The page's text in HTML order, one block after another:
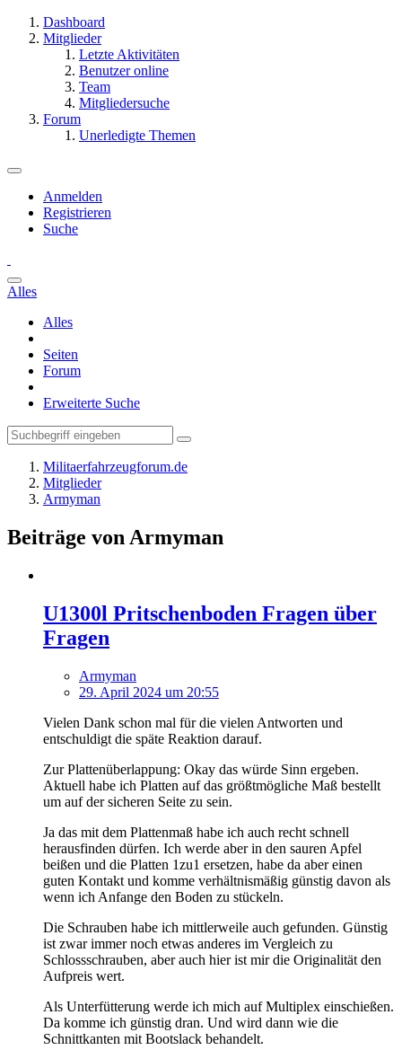
Dashboard
Mitglieder
Letzte Aktivitäten
Benutzer online
Team
Mitgliedersuche
Forum
Unerledigte Themen
Anmelden
Registrieren
Suche
Alles
Alles
Seiten
Forum
Erweiterte Suche
Militaerfahrzeugforum.de
Mitglieder
Armyman
Beiträge von Armyman
U1300l Pritschenboden Fragen über
Fragen
Armyman
29. April 2024 um 20:55
Vielen Dank schon mal für die vielen Antworten und
entschuldigt die späte Reaktion darauf.
Zur Plattenüberlappung: Okay das würde Sinn ergeben.
Aktuell habe ich Platten auf das größtmögliche Maß bestellt
um auf der sicheren Seite zu sein.
Ja das mit dem Plattenmaß habe ich auch recht schnell
herausfinden dürfen. Ich werde aber in den sauren Apfel
beißen und die Platten 1zu1 ersetzen, habe da aber einen
guten Kontakt und komme verhältnismäßig günstig davon als
wenn ich Anfange den Boden zu stückeln.
Die Schrauben habe ich mittlerweile auch gefunden. Günstig
ist zwar immer noch etwas anderes im Vergleich zu
Schlossschrauben, aber auch hier ist mir die Originalität den
Aufpreis wert.
Als Unterfütterung werde ich mich auf Multiplex einschießen.
Da komme ich günstig dran. Und wird dann wie die
Schnittkanten mit Bootslack behandelt.